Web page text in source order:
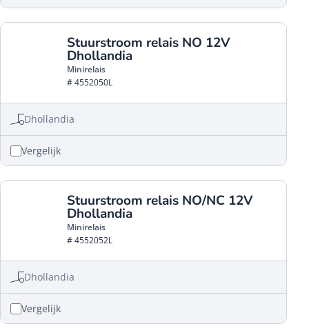
Stuurstroom relais NO 12V
Dhollandia
Minirelais
# 4552050L
Dhollandia
Vergelijk
Stuurstroom relais NO/NC 12V
Dhollandia
Minirelais
# 4552052L
Dhollandia
Vergelijk